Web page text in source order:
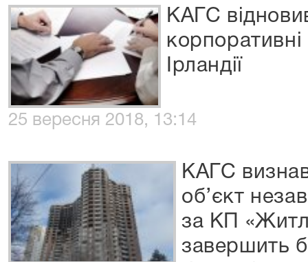
КАГС
Ірландії
25 вересня 2018, 13:14
КАГС
об’єкт
за КП
завершить